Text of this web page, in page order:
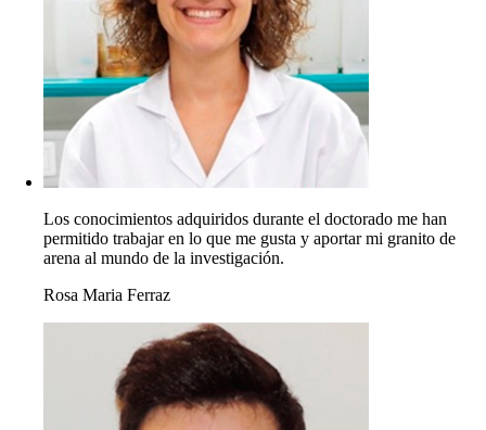
Los conocimientos adquiridos durante el doctorado me han
permitido trabajar en lo que me gusta y aportar mi granito de
arena al mundo de la investigación.
Rosa Maria Ferraz